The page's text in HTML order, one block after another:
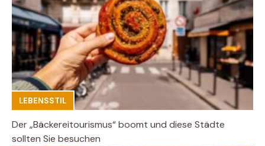
LEBENSSTIL
Der „Bäckereitourismus“ boomt und diese Städte
sollten Sie besuchen